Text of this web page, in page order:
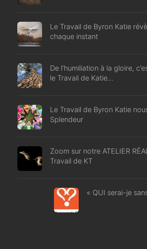
Le Travail de Byron Katie
chaque instant
De l’humiliation à la gloire,
le Travail de Katie…
Le Travail de Byron Katie
Splendeur
Zoom sur notre ATELIER
Travail de KT
« QUI serai-je